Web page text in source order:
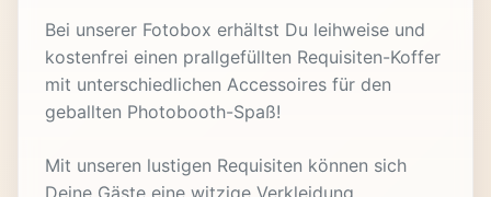
Bei unserer Fotobox erhältst Du leihweise und
kostenfrei einen prallgefüllten Requisiten-Koffer
mit unterschiedlichen Accessoires für den
geballten Photobooth-Spaß!
Mit unseren lustigen Requisiten können sich
Deine Gäste eine witzige Verkleidung